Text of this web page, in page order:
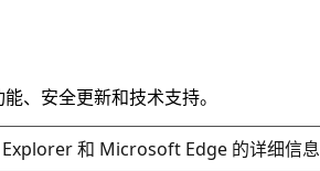
、安全更新和技术支持。
和 Microsoft Edge 的详细信息